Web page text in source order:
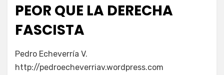
PEOR QUE LA DERECHA
FASCISTA
por Enrique
Pedro Echeverría V.
http://pedroecheverriav.wordpress.com